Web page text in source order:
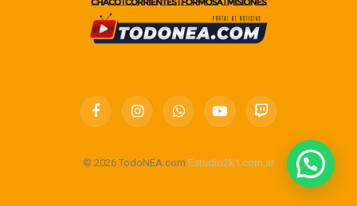
FacebookInstagramWhatsAppYouTubeTwitch
© 2026 TodoNEA.com Estudio2k1.com.ar